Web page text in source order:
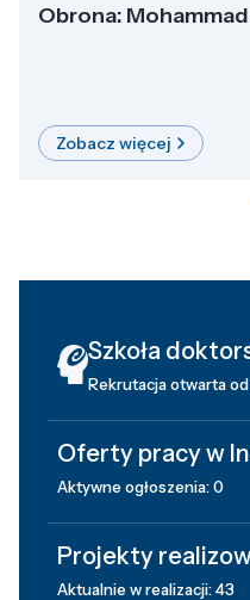
Obrona:
Zobacz więcej
Szkoła
Rekrutacja otwarta
Oferty pracy w
Aktywne ogłoszenia: 0
Projekty
Aktualnie w realizacji: 43